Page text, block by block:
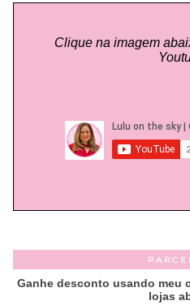
Clique na imagem
Ganhe desconto usando meu
lojas